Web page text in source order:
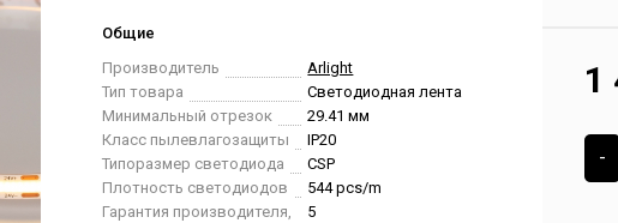
Общие
Производитель
Arlight
Тип товара
Светодиодная лента
Минимальный отрезок
29.41 мм
Класс пылевлагозащиты
IP20
Типоразмер светодиода
CSP
Плотность светодиодов
544 pcs/m
Гарантия производителя,
5
1
-